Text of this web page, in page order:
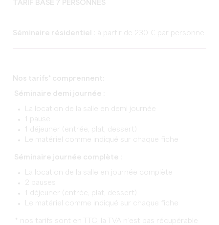
TARIF BASE 7 PERSONNES
Séminaire résidentiel : à partir de 230 € par personne
Nos tarifs* comprennent:
Séminaire demi journée :
La location de la salle en demi journée
1 pause
1 déjeuner (entrée, plat, dessert)
Le matériel comme indiqué sur chaque fiche
Séminaire journée complète :
La location de la salle en journée complète
2 pauses
1 déjeuner (entrée, plat, dessert)
Le matériel comme indiqué sur chaque fiche
* nos tarifs sont en TTC, la TVA n’est pas récupérable